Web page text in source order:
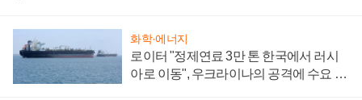
화학·에너지
로이터 "정제연료 3만 톤 한국에서 러시
아로 이동", 우크라이나의 공격에 수요 늘